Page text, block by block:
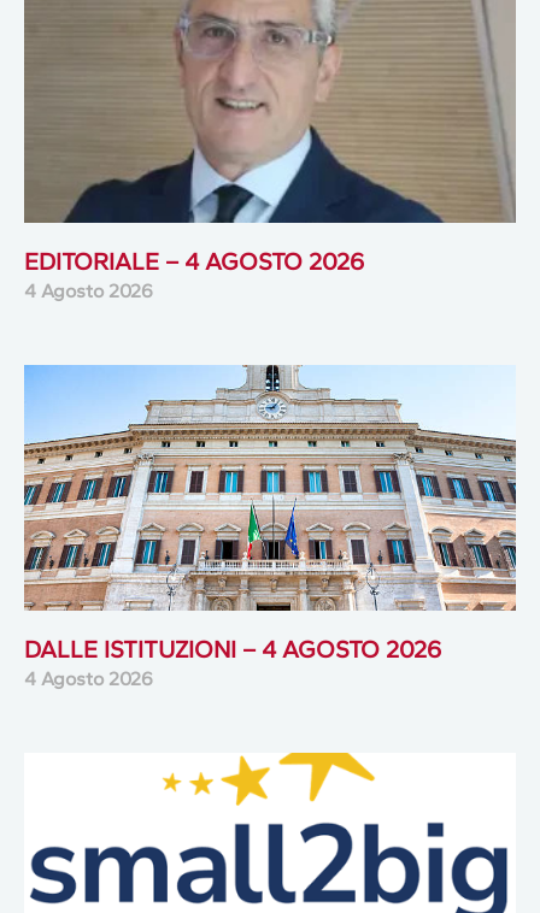
EDITORIALE – 4 AGOSTO 2026
4 Agosto 2026
DALLE ISTITUZIONI – 4 AGOSTO 2026
4 Agosto 2026